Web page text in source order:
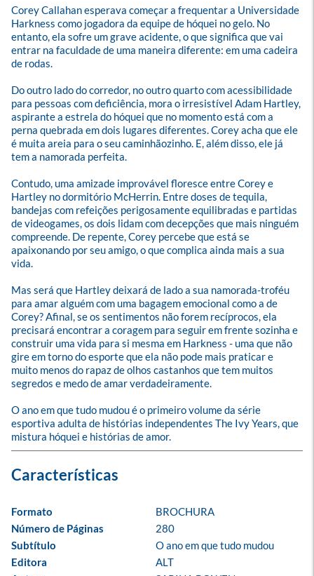
Corey Callahan esperava começar a frequentar a Universidade
Harkness como jogadora da equipe de hóquei no gelo. No
entanto, ela sofre um grave acidente, o que significa que vai
entrar na faculdade de uma maneira diferente: em uma cadeira
de rodas.
Do outro lado do corredor, no outro quarto com acessibilidade
para pessoas com deficiência, mora o irresistível Adam Hartley,
aspirante a estrela do hóquei que no momento está com a
perna quebrada em dois lugares diferentes. Corey acha que ele
é muita areia para o seu caminhãozinho. E, além disso, ele já
tem a namorada perfeita.
Contudo, uma amizade improvável floresce entre Corey e
Hartley no dormitório McHerrin. Entre doses de tequila,
bandejas com refeições perigosamente equilibradas e partidas
de videogames, os dois lidam com decepções que mais ninguém
compreende. De repente, Corey percebe que está se
apaixonando por seu amigo, o que complica ainda mais a sua
vida.
Mas será que Hartley deixará de lado a sua namorada-troféu
para amar alguém com uma bagagem emocional como a de
Corey? Afinal, se os sentimentos não forem recíprocos, ela
precisará encontrar a coragem para seguir em frente sozinha e
construir uma vida para si mesma em Harkness - uma que não
gire em torno do esporte que ela não pode mais praticar e
muito menos do rapaz de olhos castanhos que tem muitos
segredos e medo de amar verdadeiramente.
O ano em que tudo mudou é o primeiro volume da série
esportiva adulta de histórias independentes The Ivy Years, que
mistura hóquei e histórias de amor.
Formato
BROCHURA
Número de Páginas
280
Subtítulo
O ano em que tudo mudou
Editora
ALT